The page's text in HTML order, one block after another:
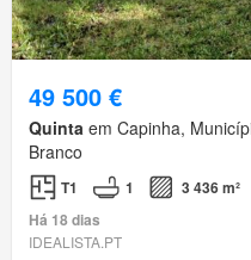
49 500 €
Quinta em Capinha,
Branco
T1 1
3 436 m²
Há 18 dias
IDEALISTA.PT